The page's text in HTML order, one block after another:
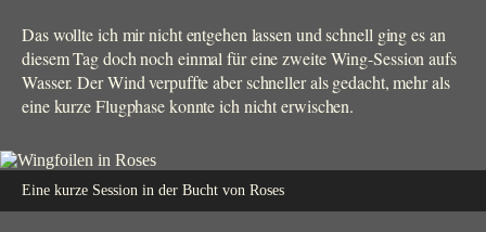
Das wollte ich mir nicht entgehen lassen und schnell ging es an
diesem Tag doch noch einmal für eine zweite Wing-Session aufs
Wasser. Der Wind verpuffte aber schneller als gedacht, mehr als
eine kurze Flugphase konnte ich nicht erwischen.
Eine kurze Session in der Bucht von Roses